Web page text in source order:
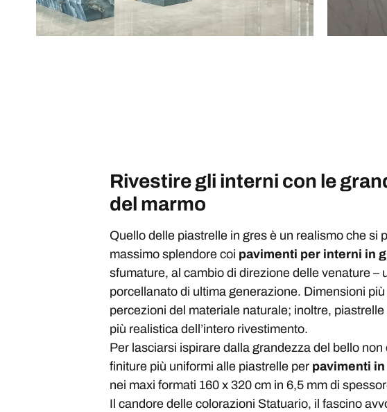
Rivestire gli interni con le
del marmo
Quello delle piastrelle in gres è un realismo che si
massimo splendore coi pavimenti per interni in
sfumature, al cambio di direzione delle venature –
porcellanato di ultima generazione. Dimensioni
percezioni del materiale naturale; inoltre,
più realistica dell’intero rivestimento.
Per lasciarsi ispirare dalla grandezza del bello
finiture più uniformi alle piastrelle per pavimenti
nei maxi formati 160 x 320 cm in 6,5 mm di
Il candore delle colorazioni Statuario, il fascino